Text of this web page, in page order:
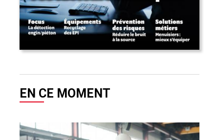
EN CE MOMENT